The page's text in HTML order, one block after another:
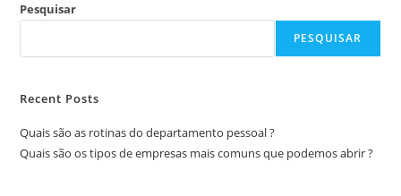
Pesquisar
PESQUISAR
Recent Posts
Quais são as rotinas do departamento pessoal ?
Quais são os tipos de empresas mais comuns que podemos abrir ?